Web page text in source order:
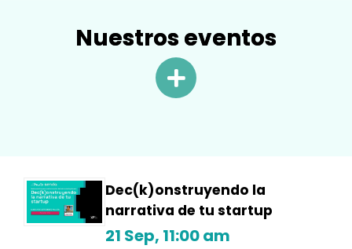
Nuestros eventos
Dec(k)onstruyendo la
narrativa de tu startup
21 Sep, 11:00 am